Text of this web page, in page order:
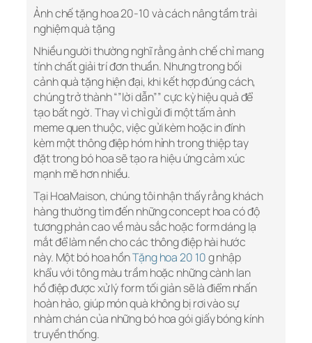
Ảnh chế tặng hoa 20-10 và cách nâng tầm trải
nghiệm quà tặng
Nhiều người thường nghĩ rằng ảnh chế chỉ mang
tính chất giải trí đơn thuần. Nhưng trong bối
cảnh quà tặng hiện đại, khi kết hợp đúng cách,
chúng trở thành “”lời dẫn”” cực kỳ hiệu quả để
tạo bất ngờ. Thay vì chỉ gửi đi một tấm ảnh
meme quen thuộc, việc gửi kèm hoặc in đính
kèm một thông điệp hóm hỉnh trong thiệp tay
đặt trong bó hoa sẽ tạo ra hiệu ứng cảm xúc
mạnh mẽ hơn nhiều.
Tại HoaMaison, chúng tôi nhận thấy rằng khách
hàng thường tìm đến những concept hoa có độ
tương phản cao về màu sắc hoặc form dáng lạ
mắt để làm nền cho các thông điệp hài hước
này. Một bó hoa hồnTặng hoa 20 10g nhập
khẩu với tông màu trầm hoặc những cành lan
hồ điệp được xử lý form tối giản sẽ là điểm nhấn
hoàn hảo, giúp món quà không bị rơi vào sự
nhàm chán của những bó hoa gói giấy bóng kính
truyền thống.